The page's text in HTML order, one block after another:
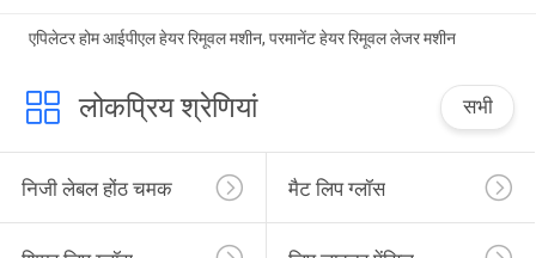
एपिलेटर होम आईपीएल हेयर रिमूवल मशीन, परमानेंट हेयर रिमूवल लेजर मशीन
लोकप्रिय श्रेणियां सभी
निजी लेबल होंठ चमक मैट लिप ग्लॉस